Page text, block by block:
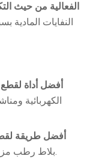
الفعالية من حيث
النفايات المادية
أفضل أداة لقطع
الكهربائية
أفضل طريقة
بلاط رطب مزود بشفرة الماس ذات الأسنان الدقيقة.